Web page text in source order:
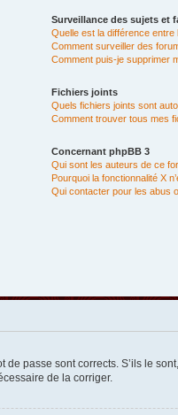
Surveillance des sujets et
Quelle est la différence
Comment surveiller des
Comment puis-je supprimer
Fichiers joints
Quels fichiers joints sont
Comment trouver tous mes
Concernant phpBB 3
Qui sont les auteurs de ce
Pourquoi la fonctionnalité X
Qui contacter pour les abus
passe sont corrects. S’ils le
de la corriger.